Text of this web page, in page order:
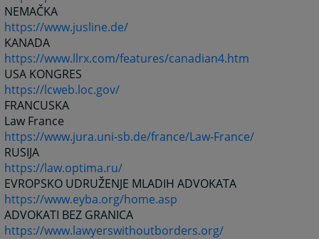
NEMAČKA
https://www.jusline.de/
KANADA
https://www.llrx.com/features/canadian4.htm
USA KONGRES
https://lcweb.loc.gov/
FRANCUSKA
Law France
https://www.jura.uni-sb.de/france/Law-France/
RUSIJA
https://law.optima.ru/
EVROPSKO UDRUŽENJE MLADIH ADVOKATA
https://www.eyba.org/home.asp
ADVOKATI BEZ GRANICA
https://www.lawyerswithoutborders.org/